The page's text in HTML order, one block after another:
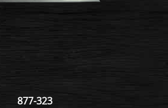
877-323